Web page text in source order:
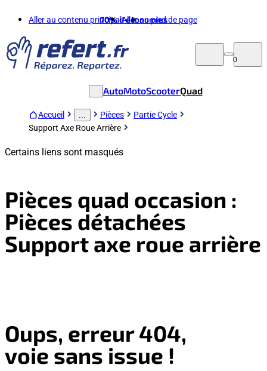
Aller au contenu principalAller au pied de page
70%d'économies
0
AutoMotoScooterQuad
Accueil Pièces
Partie Cycle
Support Axe Roue Arrière
Certains liens sont masqués
Pièces quad occasion :
Pièces détachées
Support axe roue arrière
Oups, erreur 404,
voie sans issue !